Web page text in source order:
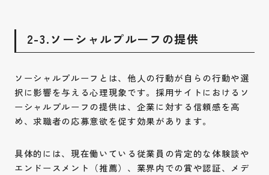
2-3.ソーシャルプルーフの提供
ソーシャルプルーフとは、他人の行動が自らの行動や選
択に影響を与える心理現象です。採用サイトにおけるソ
ーシャルプルーフの提供は、企業に対する信頼感を高
め、求職者の応募意欲を促す効果があります。
具体的には、現在働いている従業員の肯定的な体験談や
エンドースメント（推薦）、業界内での賞や認証、メデ